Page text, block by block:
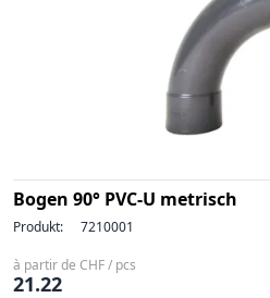
Bogen 90° PVC-U metrisch
Produkt: 7210001
à partir de CHF / pcs
21.22